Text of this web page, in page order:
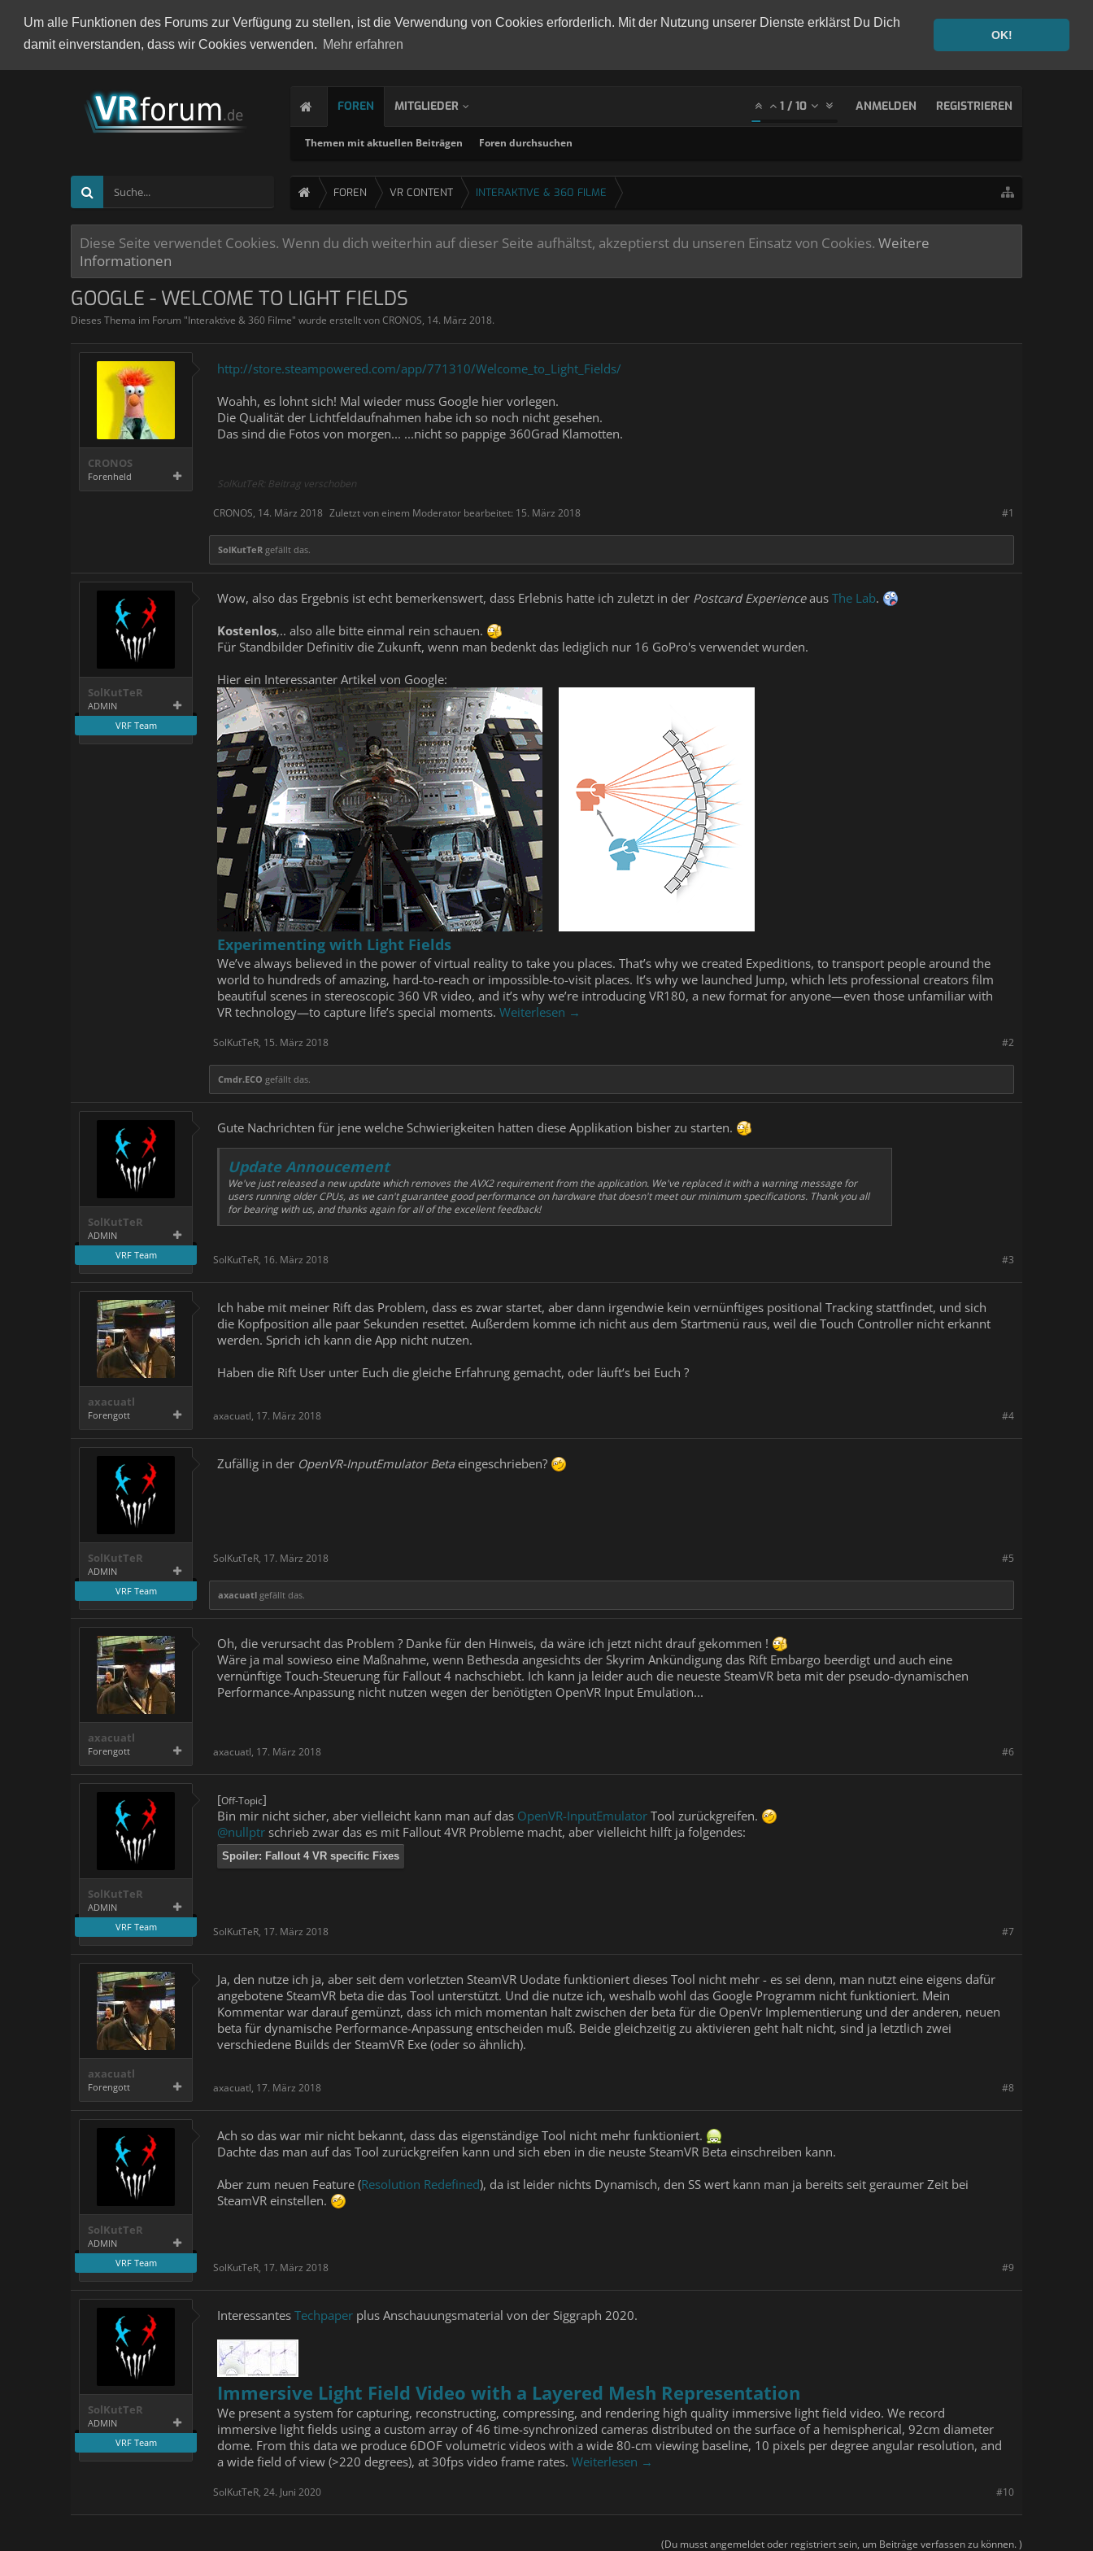
Um alle Funktionen des Forums zur Verfügung zu stellen, ist die Verwendung von Cookies erforderlich. Mit der Nutzung unserer Dienste erklärst Du Dich
damit einverstanden, dass wir Cookies verwenden. Mehr erfahren
OK!
FOREN
Themen mit aktuellen Beiträgen Foren durchsuchen
MITGLIEDER 1 / 10 ANMELDEN REGISTRIEREN
FOREN VR CONTENT INTERAKTIVE & 360 FILME
Diese Seite verwendet Cookies. Wenn du dich weiterhin auf dieser Seite aufhältst, akzeptierst du unseren Einsatz von Cookies. Weitere
Informationen
GOOGLE - WELCOME TO LIGHT FIELDS
Dieses Thema im Forum "Interaktive & 360 Filme" wurde erstellt vonCRONOS, 14. März 2018.
CRONOS
Forenheld
http://store.steampowered.com/app/771310/Welcome_to_Light_Fields/
Woahh, es lohnt sich! Mal wieder muss Google hier vorlegen.
Die Qualität der Lichtfeldaufnahmen habe ich so noch nicht gesehen.
Das sind die Fotos von morgen... ...nicht so pappige 360Grad Klamotten.
SolKutTeR: Beitrag verschoben
#1
CRONOS, 14. März 2018 Zuletzt von einem Moderator bearbeitet: 15. März 2018
SolKutTeR gefällt das.
SolKutTeR
ADMIN
VRF Team
Wow, also das Ergebnis ist echt bemerkenswert, dass Erlebnis hatte ich zuletzt in der Postcard Experienceaus The Lab.
Kostenlos,.. also alle bitte einmal rein schauen.
Für Standbilder Definitiv die Zukunft, wenn man bedenkt das lediglich nur 16 GoPro's verwendet wurden.
Hier ein Interessanter Artikel von Google:
Experimenting with Light Fields
We’ve always believed in the power of virtual reality to take you places. That’s why we created Expeditions, to transport people around the
world to hundreds of amazing, hard-to-reach or impossible-to-visit places. It’s why we launched Jump, which lets professional creators film
beautiful scenes in stereoscopic 360 VR video, and it’s why we’re introducing VR180, a new format for anyone—even those unfamiliar with
VR technology—to capture life’s special moments. Weiterlesen →
#2
SolKutTeR, 15. März 2018
Cmdr.ECO gefällt das.
SolKutTeR
ADMIN
VRF Team
Gute Nachrichten für jene welche Schwierigkeiten hatten diese Applikation bisher zu starten.
Update Annoucement
We've just released a new update which removes the AVX2 requirement from the application. We've replaced it with a warning message for
users running older CPUs, as we can't guarantee good performance on hardware that doesn't meet our minimum specifications. Thank you all
for bearing with us, and thanks again for all of the excellent feedback!
#3
SolKutTeR, 16. März 2018
axacuatl
Forengott
Ich habe mit meiner Rift das Problem, dass es zwar startet, aber dann irgendwie kein vernünftiges positional Tracking stattfindet, und sich
die Kopfposition alle paar Sekunden resettet. Außerdem komme ich nicht aus dem Startmenü raus, weil die Touch Controller nicht erkannt
werden. Sprich ich kann die App nicht nutzen.
Haben die Rift User unter Euch die gleiche Erfahrung gemacht, oder läuft‘s bei Euch ?
#4
axacuatl, 17. März 2018
SolKutTeR
ADMIN
VRF Team
Zufällig in der OpenVR-InputEmulator Betaeingeschrieben?
#5
SolKutTeR, 17. März 2018
axacuatl gefällt das.
axacuatl
Forengott
Oh, die verursacht das Problem ? Danke für den Hinweis, da wäre ich jetzt nicht drauf gekommen !
Wäre ja mal sowieso eine Maßnahme, wenn Bethesda angesichts der Skyrim Ankündigung das Rift Embargo beerdigt und auch eine
vernünftige Touch-Steuerung für Fallout 4 nachschiebt. Ich kann ja leider auch die neueste SteamVR beta mit der pseudo-dynamischen
Performance-Anpassung nicht nutzen wegen der benötigten OpenVR Input Emulation...
#6
axacuatl, 17. März 2018
SolKutTeR
ADMIN
VRF Team
[Off-Topic]
Bin mir nicht sicher, aber vielleicht kann man auf das OpenVR-InputEmulator Tool zurückgreifen.
@nullptr schrieb zwar das es mit Fallout 4VR Probleme macht, aber vielleicht hilft ja folgendes:
Spoiler: Fallout 4 VR specific Fixes
#7
SolKutTeR, 17. März 2018
axacuatl
Forengott
Ja, den nutze ich ja, aber seit dem vorletzten SteamVR Uodate funktioniert dieses Tool nicht mehr - es sei denn, man nutzt eine eigens dafür
angebotene SteamVR beta die das Tool unterstützt. Und die nutze ich, weshalb wohl das Google Programm nicht funktioniert. Mein
Kommentar war darauf gemünzt, dass ich mich momentan halt zwischen der beta für die OpenVr Implementierung und der anderen, neuen
beta für dynamische Performance-Anpassung entscheiden muß. Beide gleichzeitig zu aktivieren geht halt nicht, sind ja letztlich zwei
verschiedene Builds der SteamVR Exe (oder so ähnlich).
#8
axacuatl, 17. März 2018
SolKutTeR
ADMIN
VRF Team
Ach so das war mir nicht bekannt, dass das eigenständige Tool nicht mehr funktioniert.
Dachte das man auf das Tool zurückgreifen kann und sich eben in die neuste SteamVR Beta einschreiben kann.
Aber zum neuen Feature (Resolution Redefined), da ist leider nichts Dynamisch, den SS wert kann man ja bereits seit geraumer Zeit bei
SteamVR einstellen.
#9
SolKutTeR, 17. März 2018
SolKutTeR
ADMIN
VRF Team
Interessantes Techpaper plus Anschauungsmaterial von der Siggraph 2020.
Immersive Light Field Video with a Layered Mesh Representation
We present a system for capturing, reconstructing, compressing, and rendering high quality immersive light field video. We record
immersive light fields using a custom array of 46 time-synchronized cameras distributed on the surface of a hemispherical, 92cm diameter
dome. From this data we produce 6DOF volumetric videos with a wide 80-cm viewing baseline, 10 pixels per degree angular resolution, and
a wide field of view (>220 degrees), at 30fps video frame rates. Weiterlesen →
#10
SolKutTeR, 24. Juni 2020
(Du musst angemeldet oder registriert sein, um Beiträge verfassen zu können. )